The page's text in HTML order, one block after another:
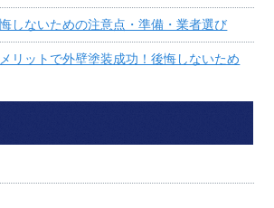
しないための注意点・準備・業者選び
リットで外壁塗装成功！後悔しないため